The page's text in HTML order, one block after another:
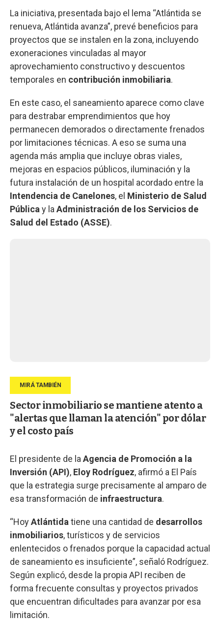
La iniciativa, presentada bajo el lema “Atlántida se
renueva, Atlántida avanza”, prevé beneficios para
proyectos que se instalen en la zona, incluyendo
exoneraciones vinculadas al mayor
aprovechamiento constructivo y descuentos
temporales en contribución inmobiliaria.
En este caso, el saneamiento aparece como clave
para destrabar emprendimientos que hoy
permanecen demorados o directamente frenados
por limitaciones técnicas. A eso se suma una
agenda más amplia que incluye obras viales,
mejoras en espacios públicos, iluminación y la
futura instalación de un hospital acordado entre la
Intendencia de Canelones, el Ministerio de Salud
Pública y la Administración de los Servicios de
Salud del Estado (ASSE).
Sector inmobiliario se mantiene atento a
"alertas que llaman la atención" por dólar
y el costo país
El presidente de la Agencia de Promoción a la
Inversión (API), Eloy Rodríguez, afirmó a El País
que la estrategia surge precisamente al amparo de
esa transformación de infraestructura.
“HoyAtlántida tiene una cantidad de desarrollos
inmobiliarios, turísticos y de servicios
enlentecidos o frenados porque la capacidad actual
de saneamiento es insuficiente”, señaló Rodríguez.
Según explicó, desde la propia API reciben de
forma frecuente consultas y proyectos privados
que encuentran dificultades para avanzar por esa
limitación.